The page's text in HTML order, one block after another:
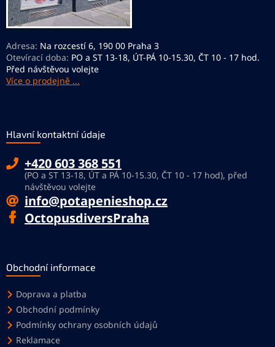
Adresa: Na rozcestí 6, 190 00 Praha 3
Otevírací doba: PO a ST 13-18, ÚT-PÁ 10-15.30, ČT 10 - 17 hod.
Před návštěvou volejte
Více o prodejně ...
Hlavní kontaktní údaje
+420 603 368 551
(PO a ST 13-18, ÚT a PÁ 10-15.30, ČT 10 - 17 hod), před
návštěvou volejte
info@potapenieshop.cz
OctopusdiversPraha
Obchodní informace
Doprava a platba
Obchodní podmínky
Podmínky ochrany osobních údajů
Reklamace